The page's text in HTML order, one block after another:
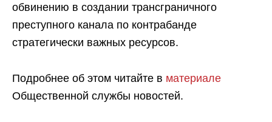
обвинению в создании трансграничного
преступного канала по контрабанде
стратегически важных ресурсов.
Подробнее об этом читайте в материале
Общественной службы новостей.